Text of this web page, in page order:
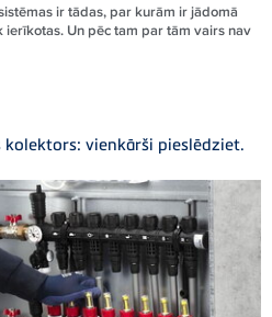
ir tādas, par kurām ir jādomā
Un pēc tam par tām vairs nav
vienkārši pieslēdziet.